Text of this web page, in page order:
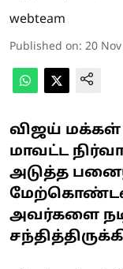
webteam
Published on: 20
விஜய் மக்கள்
மாவட்ட
அடுத்த
அவர்களை